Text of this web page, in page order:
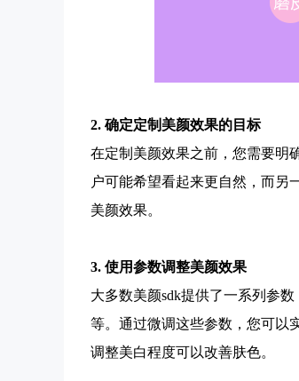
2. 确定定制美颜效果的目标
在定制美颜效果之前，您需要明
户可能希望看起来更自然，而另
美颜效果。
3. 使用参数调整美颜效果
大多数美颜sdk提供了一系列参
等。通过微调这些参数，您可以
调整美白程度可以改善肤色。